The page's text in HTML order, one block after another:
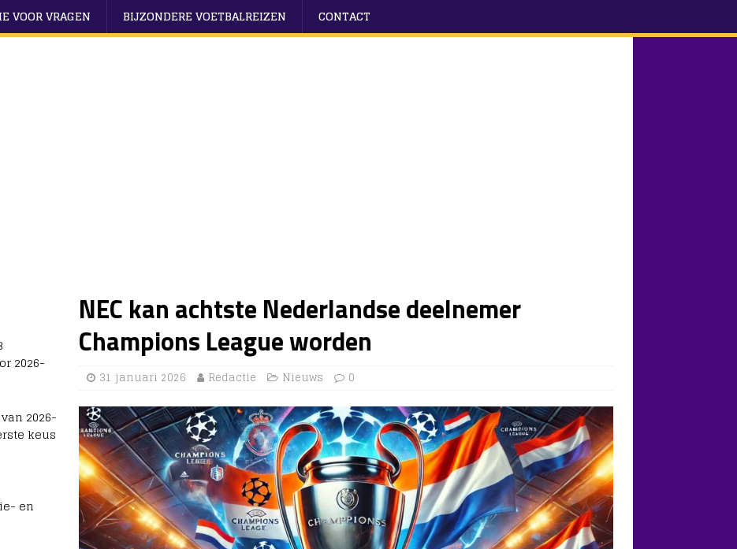
VOOR VRAGEN BIJZONDERE VOETBALREIZEN CONTACT
NEC kan achtste Nederlandse deelnemer
Champions League worden
31 januari 2026 Redactie Nieuws 0
2026-
2026-
keus
en